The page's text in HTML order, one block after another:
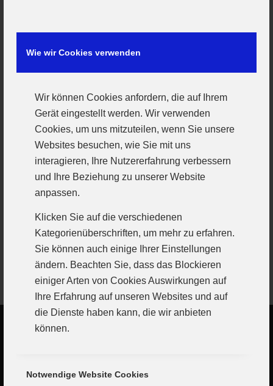
Wie wir Cookies verwenden
Wir können Cookies anfordern, die auf Ihrem
Gerät eingestellt werden. Wir verwenden
Cookies, um uns mitzuteilen, wenn Sie unsere
Websites besuchen, wie Sie mit uns
interagieren, Ihre Nutzererfahrung verbessern
und Ihre Beziehung zu unserer Website
anpassen.
Klicken Sie auf die verschiedenen
Kategorienüberschriften, um mehr zu erfahren.
Sie können auch einige Ihrer Einstellungen
ändern. Beachten Sie, dass das Blockieren
einiger Arten von Cookies Auswirkungen auf
Ihre Erfahrung auf unseren Websites und auf
die Dienste haben kann, die wir anbieten
können.
Notwendige Website Cookies
Gundelfinger Teams ist ungewiss. Eine bekannte
Größe bei den Gastgeberinnen am
Sonntagnachmittag ist Trainer Holger Winselmann,
der im letzten Jahr noch die Günzburgerinnen
coachte. Die Weinroten wollen die Stärken aus den
letzten beiden Spielen noch weiter ausbauen und die
verloren haben, werden die Günzburgerinnen mit
dem nötigen Respekt nach Gundelfingen fahren.
Anpfiff ist am Sonntag in der Gundelfinger
Kreissporthalle um 17 Uhr